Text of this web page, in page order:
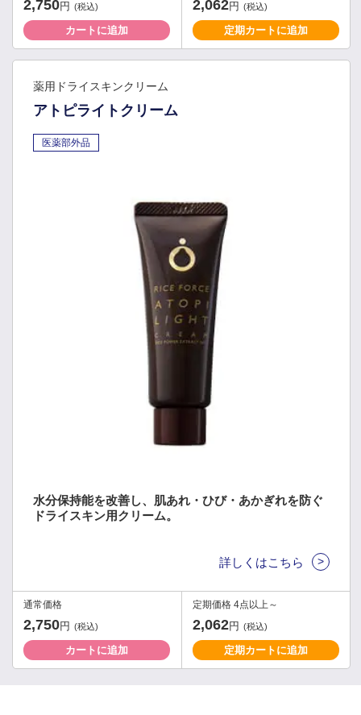
2,750円 (税込)
カートに追加
2,062円 (税込)
定期カートに追加
薬用ドライスキンクリーム
アトピライトクリーム
医薬部外品
水分保持能を改善し、肌あれ・ひび・あかぎれを防ぐ
ドライスキン用クリーム。
詳しくはこちら >
通常価格
2,750円 (税込)
カートに追加
定期価格 4点以上～
2,062円 (税込)
定期カートに追加